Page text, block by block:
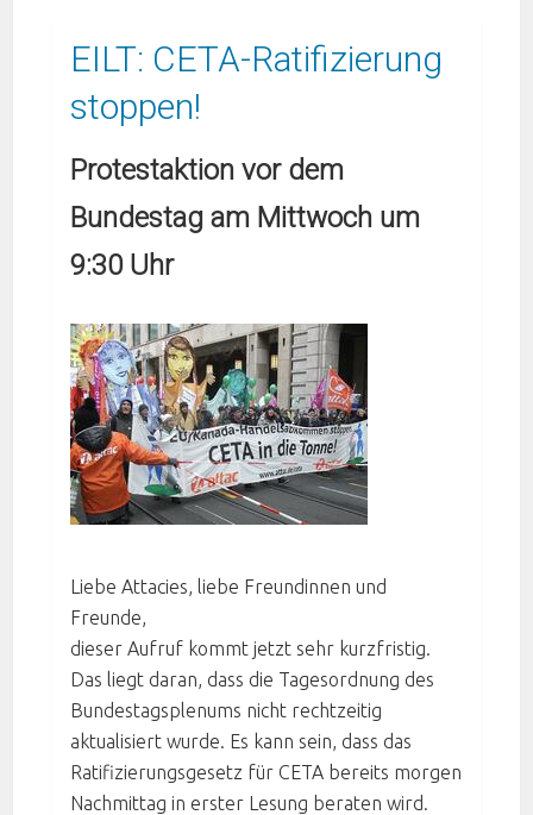
EILT: CETA-Ratifizierung
stoppen!
Protestaktion vor dem
Bundestag am Mittwoch um
9:30 Uhr
Liebe Attacies, liebe Freundinnen und
Freunde,
dieser Aufruf kommt jetzt sehr kurzfristig.
Das liegt daran, dass die Tagesordnung des
Bundestagsplenums nicht rechtzeitig
aktualisiert wurde. Es kann sein, dass das
Ratifizierungsgesetz für CETA bereits morgen
Nachmittag in erster Lesung beraten wird.